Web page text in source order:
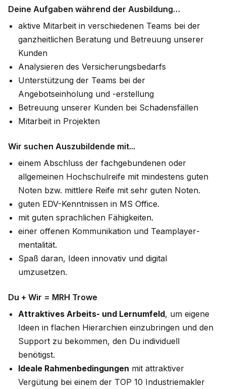
Deine Aufgaben während der Ausbildung…
aktive Mitarbeit in verschiedenen Teams bei der
ganzheitlichen Beratung und Betreuung unserer
Kunden
Analysieren des Versicherungsbedarfs
Unterstützung der Teams bei der
Angebotseinholung und -erstellung
Betreuung unserer Kunden bei Schadensfällen
Mitarbeit in Projekten
Wir suchen Auszubildende mit...
einem Abschluss der fach­gebundenen oder
allgemeinen Hochschul­reife mit mindestens guten
Noten bzw. mittlere Reife mit sehr guten Noten.
guten EDV-Kenntnissen in MS Office.
mit guten sprachlichen Fähigkeiten.
einer offenen Kommunikation und Teamplayer­
mentalität.
Spaß daran, Ideen innovativ und digital
umzusetzen.
Du + Wir = MRH Trowe
Attraktives Arbeits- und Lernumfeld, um eigene
Ideen in flachen Hierarchien einzubringen und den
Support zu bekommen, den Du individuell
benötigst.
Ideale Rahmenbedingungen mit attraktiver
Vergütung bei einem der TOP 10 Industriemakler